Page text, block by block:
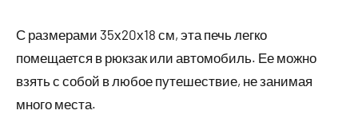
С размерами 35х20х18 см, эта печь легко
помещается в рюкзак или автомобиль. Ее можно
взять с собой в любое путешествие, не занимая
много места.